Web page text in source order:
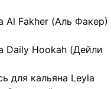
Al Fakher (Аль Факер)
Daily Hookah (Дейли
для кальяна Leyla